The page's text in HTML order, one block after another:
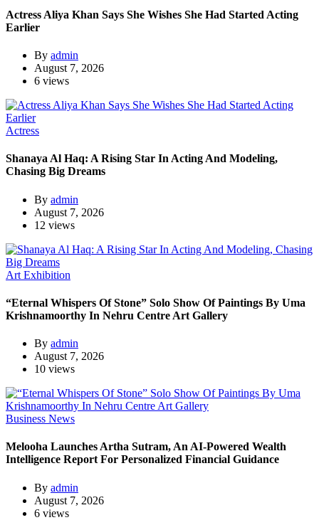
Actress Aliya Khan Says She Wishes She Had Started Acting
Earlier
By admin
August 7, 2026
6 views
Actress
Shanaya Al Haq: A Rising Star In Acting And Modeling,
Chasing Big Dreams
By admin
August 7, 2026
12 views
Art Exhibition
“Eternal Whispers Of Stone” Solo Show Of Paintings By Uma
Krishnamoorthy In Nehru Centre Art Gallery
By admin
August 7, 2026
10 views
Business News
Melooha Launches Artha Sutram, An AI-Powered Wealth
Intelligence Report For Personalized Financial Guidance
By admin
August 7, 2026
6 views